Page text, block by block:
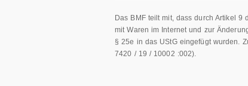
Das BMF teilt mit, dass durch Artikel 9
mit Waren im Internet und zur
§ 25e in das UStG eingefügt wurden.
7420 / 19 / 10002 :002).